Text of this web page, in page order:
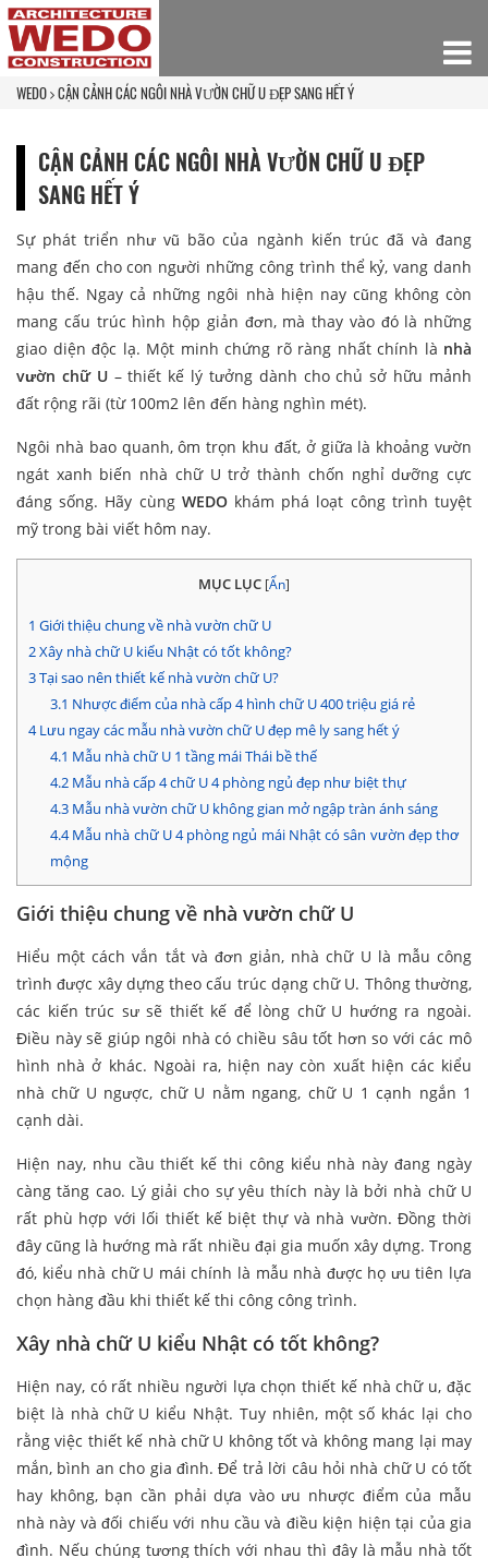
WEDO CẬN CẢNH CÁC NGÔI NHÀ VƯỜN CHỮ U ĐẸP SANG HẾT Ý
CẬN CẢNH CÁC NGÔI NHÀ VƯỜN CHỮ U ĐẸP
SANG HẾT Ý
Sự phát triển như vũ bão của ngành kiến trúc đã và đang
mang đến cho con người những công trình thể kỷ, vang danh
hậu thế. Ngay cả những ngôi nhà hiện nay cũng không còn
mang cấu trúc hình hộp giản đơn, mà thay vào đó là những
giao diện độc lạ. Một minh chứng rõ ràng nhất chính là nhà
vườn chữ U– thiết kế lý tưởng dành cho chủ sở hữu mảnh
đất rộng rãi (từ 100m2 lên đến hàng nghìn mét).
Ngôi nhà bao quanh, ôm trọn khu đất, ở giữa là khoảng vườn
ngát xanh biến nhà chữ U trở thành chốn nghỉ dưỡng cực
đáng sống. Hãy cùng WEDOkhám phá loạt công trình tuyệt
mỹ trong bài viết hôm nay.
MỤC LỤC [Ẩn]
1 Giới thiệu chung về nhà vườn chữ U
2Xây nhà chữ U kiểu Nhật có tốt không?
3Tại sao nên thiết kế nhà vườn chữ U?
3.1 Nhược điểm của nhà cấp 4 hình chữ U 400 triệu giá rẻ
4Lưu ngay các mẫu nhà vườn chữ U đẹp mê ly sang hết ý
4.1 Mẫu nhà chữ U 1 tầng mái Thái bề thế
4.2Mẫu nhà cấp 4 chữ U 4 phòng ngủ đẹp như biệt thự
4.3Mẫu nhà vườn chữ U không gian mở ngập tràn ánh sáng
4.4Mẫu nhà chữ U 4 phòng ngủ mái Nhật có sân vườn đẹp thơ
mộng
Giới thiệu chung về nhà vườn chữ U
Hiểu một cách vắn tắt và đơn giản, nhà chữ U là mẫu công
trình được xây dựng theo cấu trúc dạng chữ U. Thông thường,
các kiến trúc sư sẽ thiết kế để lòng chữ U hướng ra ngoài.
Điều này sẽ giúp ngôi nhà có chiều sâu tốt hơn so với các mô
hình nhà ở khác. Ngoài ra, hiện nay còn xuất hiện các kiểu
nhà chữ U ngược, chữ U nằm ngang, chữ U 1 cạnh ngắn 1
cạnh dài.
Hiện nay, nhu cầu thiết kế thi công kiểu nhà này đang ngày
càng tăng cao. Lý giải cho sự yêu thích này là bởi nhà chữ U
rất phù hợp với lối thiết kế biệt thự và nhà vườn. Đồng thời
đây cũng là hướng mà rất nhiều đại gia muốn xây dựng. Trong
đó, kiểu nhà chữ U mái chính là mẫu nhà được họ ưu tiên lựa
chọn hàng đầu khi thiết kế thi công công trình.
Xây nhà chữ U kiểu Nhật có tốt không?
Hiện nay, có rất nhiều người lựa chọn thiết kế nhà chữ u, đặc
biệt là nhà chữ U kiểu Nhật. Tuy nhiên, một số khác lại cho
rằng việc thiết kế nhà chữ U không tốt và không mang lại may
mắn, bình an cho gia đình. Để trả lời câu hỏi nhà chữ U có tốt
hay không, bạn cần phải dựa vào ưu nhược điểm của mẫu
nhà này và đối chiếu với nhu cầu và điều kiện hiện tại của gia
đình. Nếu chúng tương thích với nhau thì đây là mẫu nhà tốt